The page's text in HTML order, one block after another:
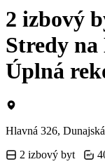
2 izbový
Stredy
Úplná
Hlavná 326,
2 izbový byt